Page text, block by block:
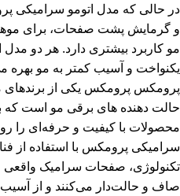
و گرمایش پشت صفحات، برای
مو کاربرد بیشتری دارد. هر دو
یکنواخت و آسیب کمتر به مو بهره
پرومکس پرومکس یکی از برندهای
محصولات با کیفیت و حرفه‌ای را
سرامیکی پرومکس با استفاده از
تکنولوژی، صفحات سرامیک واقعی
صاف و حالت‌دار می‌کنند و از آسیب